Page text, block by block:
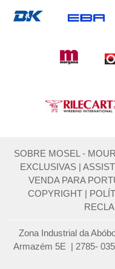
SOBRE MOSEL -
EXCLUSIVAS |
VENDA PARA
COPYRIGHT |
Zona Industrial da
Armazém 5E | 2785-